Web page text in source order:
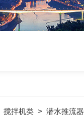
搅拌机类> 潜水推流器